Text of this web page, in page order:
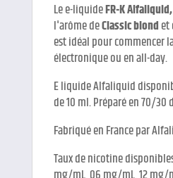
Le e-liquideFR-K Alfaliquid,
l'arôme deClassic blondet
est idéal pour commencer
électronique ou en all-day.
E liquide Alfaliquid
de 10 ml. Préparé en 70/30
Fabriqué en France par
Taux de nicotine